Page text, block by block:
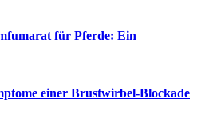
für Pferde: Ein
einer Brustwirbel-Blockade